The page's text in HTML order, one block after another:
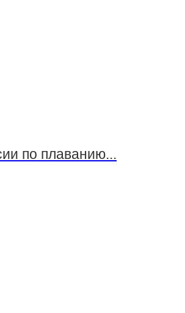
по плаванию...